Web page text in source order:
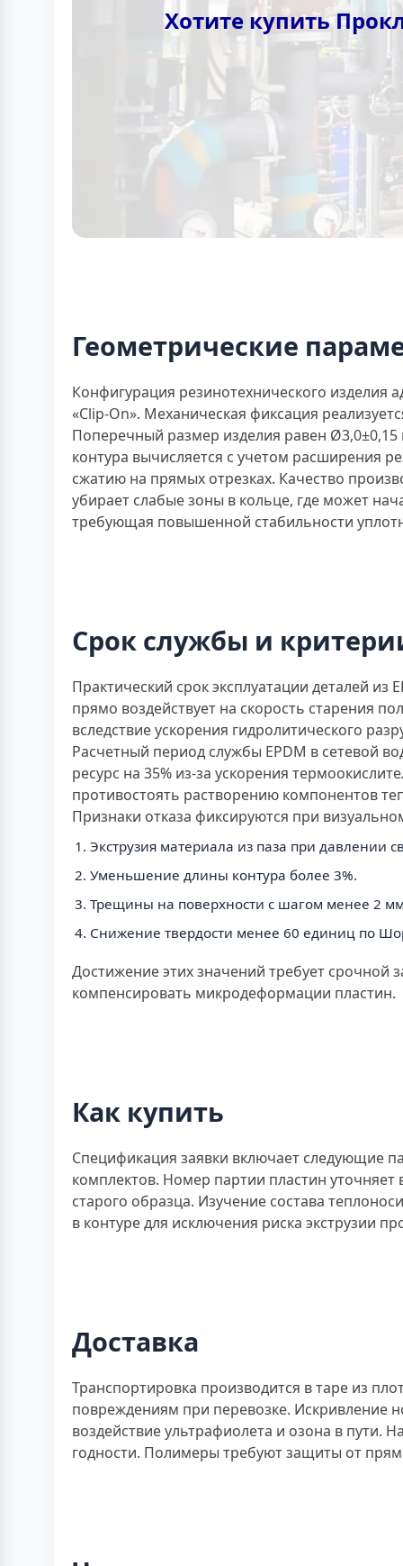
Хотите купить
Геометрические
Конфигурация резинотехнического изделия
«Clip-On». Механическая фиксация
Поперечный размер изделия равен
контура вычисляется с учетом расширения
сжатию на прямых отрезках. Качество
убирает слабые зоны в кольце, где может
требующая повышенной стабильности
Срок службы и
Практический срок эксплуатации деталей
прямо воздействует на скорость старения
вследствие ускорения гидролитического
Расчетный период службы EPDM в сетевой
ресурс на 35% из-за ускорения
противостоять растворению компонентов
Признаки отказа фиксируются при
Экструзия материала из паза при давлении
Уменьшение длины контура более 3%.
Трещины на поверхности с шагом менее 2
Снижение твердости менее 60 единиц по
Достижение этих значений требует срочной
компенсировать микродеформации пластин.
Как купить
Спецификация заявки включает следующие
комплектов. Номер партии пластин
старого образца. Изучение состава
в контуре для исключения риска
Доставка
Транспортировка производится в таре из
повреждениям при перевозке. Искривление
воздействие ультрафиолета и озона в пути.
годности. Полимеры требуют защиты от